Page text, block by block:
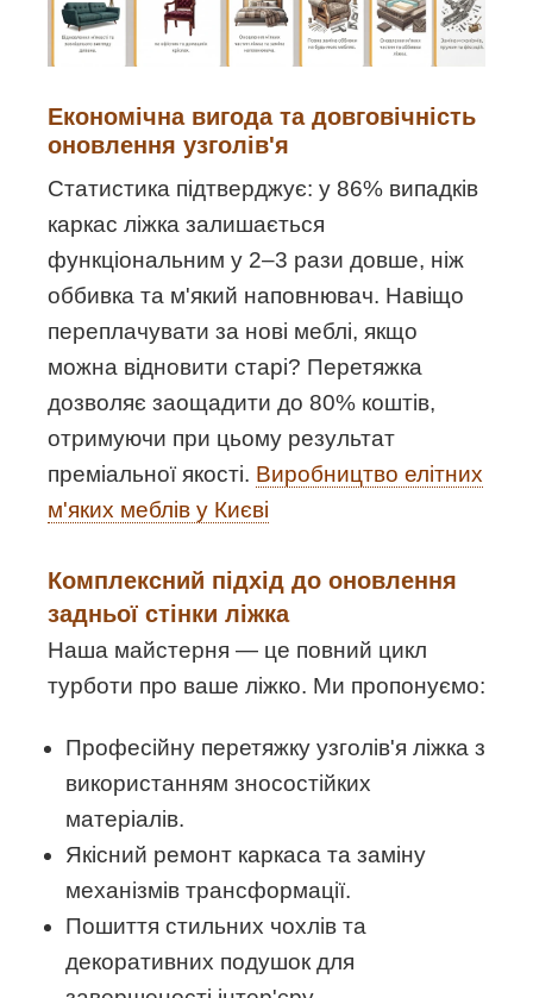
Економічна вигода та довговічність
оновлення узголів'я
Статистика підтверджує: у 86% випадків
каркас ліжка залишається
функціональним у 2–3 рази довше, ніж
оббивка та м'який наповнювач. Навіщо
переплачувати за нові меблі, якщо
можна відновити старі? Перетяжка
дозволяє заощадити до 80% коштів,
отримуючи при цьому результат
преміальної якості. Виробництво елітних
м'яких меблів у Києві
Комплексний підхід до оновлення
задньої стінки ліжка
Наша майстерня — це повний цикл
турботи про ваше ліжко. Ми пропонуємо:
Професійну перетяжку узголів'я ліжка з
використанням зносостійких
матеріалів.
Якісний ремонт каркаса та заміну
механізмів трансформації.
Пошиття стильних чохлів та
декоративних подушок для